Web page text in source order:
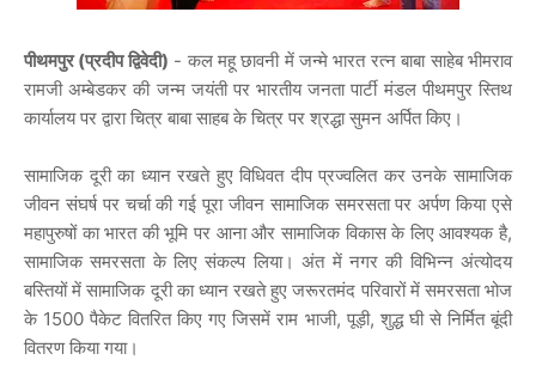
पीथमपुर (प्रदीप द्विवेदी) - कल महू छावनी में जन्मे भारत रत्न बाबा साहेब भीमराव
रामजी अम्बेडकर की जन्म जयंती पर भारतीय जनता पार्टी मंडल पीथमपुर स्तिथ
कार्यालय पर द्वारा चित्र बाबा साहब के चित्र पर श्रद्धा सुमन अर्पित किए।
सामाजिक दूरी का ध्यान रखते हुए विधिवत दीप प्रज्वलित कर उनके सामाजिक
जीवन संघर्ष पर चर्चा की गई पूरा जीवन सामाजिक समरसता पर अर्पण किया एसे
महापुरुषों का भारत की भूमि पर आना और सामाजिक विकास के लिए आवश्यक है,
सामाजिक समरसता के लिए संकल्प लिया। अंत में नगर की विभिन्न अंत्योदय
बस्तियों में सामाजिक दूरी का ध्यान रखते हुए जरूरतमंद परिवारों में समरसता भोज
के 1500 पैकेट वितरित किए गए जिसमें राम भाजी, पूड़ी, शुद्ध घी से निर्मित बूंदी
वितरण किया गया।